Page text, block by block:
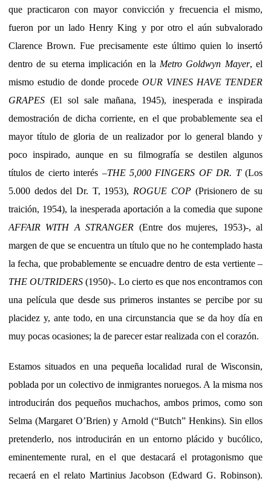
que practicaron con mayor convicción y frecuencia el mismo,
fueron por un lado Henry King y por otro el aún subvalorado
Clarence Brown. Fue precisamente este último quien lo insertó
dentro de su eterna implicación en la Metro Goldwyn Mayer, el
mismo estudio de donde procede OUR VINES HAVE TENDER
GRAPES (El sol sale mañana, 1945), inesperada e inspirada
demostración de dicha corriente, en el que probablemente sea el
mayor título de gloria de un realizador por lo general blando y
poco inspirado, aunque en su filmografía se destilen algunos
títulos de cierto interés –THE 5,000 FINGERS OF DR. T(Los
5.000 dedos del Dr. T, 1953), ROGUE COP(Prisionero de su
traición, 1954), la inesperada aportación a la comedia que supone
AFFAIR WITH A STRANGER (Entre dos mujeres, 1953)-, al
margen de que se encuentra un título que no he contemplado hasta
la fecha, que probablemente se encuadre dentro de esta vertiente –
THE OUTRIDERS (1950)-. Lo cierto es que nos encontramos con
una película que desde sus primeros instantes se percibe por su
placidez y, ante todo, en una circunstancia que se da hoy día en
muy pocas ocasiones; la de parecer estar realizada con el corazón.
Estamos situados en una pequeña localidad rural de Wisconsin,
poblada por un colectivo de inmigrantes noruegos. A la misma nos
introducirán dos pequeños muchachos, ambos primos, como son
Selma (Margaret O’Brien) y Arnold (“Butch” Henkins). Sin ellos
pretenderlo, nos introducirán en un entorno plácido y bucólico,
eminentemente rural, en el que destacará el protagonismo que
recaerá en el relato Martinius Jacobson (Edward G. Robinson).